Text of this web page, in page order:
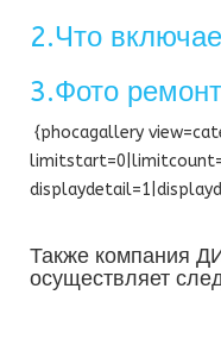
2.Что
3.Фото
{phocagallery
Также компания
осуществляет